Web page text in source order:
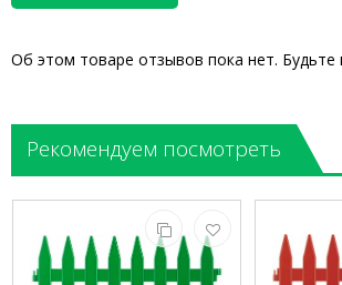
Об этом товаре отзывов пока нет. Будьте
Рекомендуем посмотреть